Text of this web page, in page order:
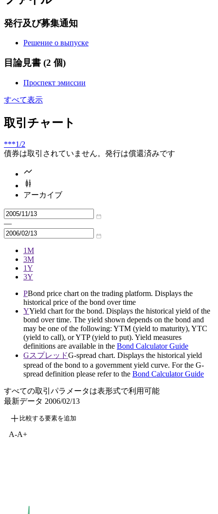
発行及び募集通知
Решение о выпуске
目論見書 (2 個)
Проспект эмиссии
すべて表示
取引チャート
***1/2
債券は取引されていません。発行は償還済みです
アーカイブ
—
1M
3M
1Y
3Y
PBond price chart on the trading platform. Displays the
historical price of the bond over time
YYield chart for the bond. Displays the historical yield of the
bond over time. The yield shown depends on the bond and
may be one of the following: YTM (yield to maturity), YTC
(yield to call), or YTP (yield to put). Yield measures
definitions are available in the Bond Calculator Guide
GスプレッドG-spread chart. Displays the historical yield
spread of the bond to a government yield curve. For the G-
spread definition please refer to the Bond Calculator Guide
すべての取引パラメータは表形式で利用可能
最新データ 2006/02/13
比較する要素を追加